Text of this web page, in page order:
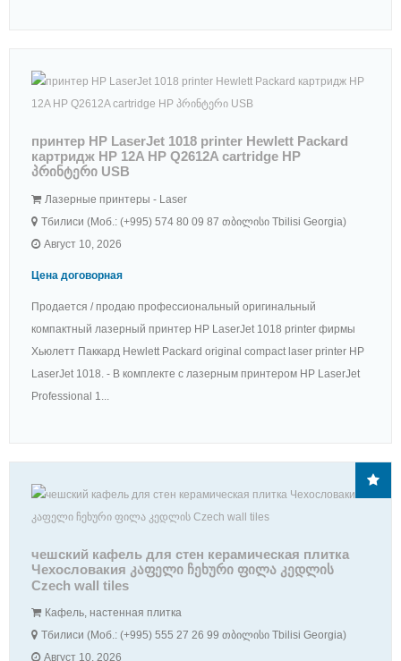
принтер HP LaserJet 1018 printer Hewlett Packard
картридж HP 12A HP Q2612A cartridge HP
პრინტერი USB
Лазерные принтеры - Laser
Тбилиси (Моб.: (+995) 574 80 09 87 თბილისი Tbilisi Georgia)
Август 10, 2026
Цена договорная
Продается / продаю профессиональный оригинальный
компактный лазерный принтер HP LaserJet 1018 printer фирмы
Хьюлетт Паккард Hewlett Packard original compact laser printer HP
LaserJet 1018. - В комплекте с лазерным принтером HP LaserJet
Professional 1...
чешский кафель для стен керамическая плитка
Чехословакия კაფელი ჩეხური ფილა კედლის
Czech wall tiles
Кафель, настенная плитка
Тбилиси (Моб.: (+995) 555 27 26 99 თბილისი Tbilisi Georgia)
Август 10, 2026